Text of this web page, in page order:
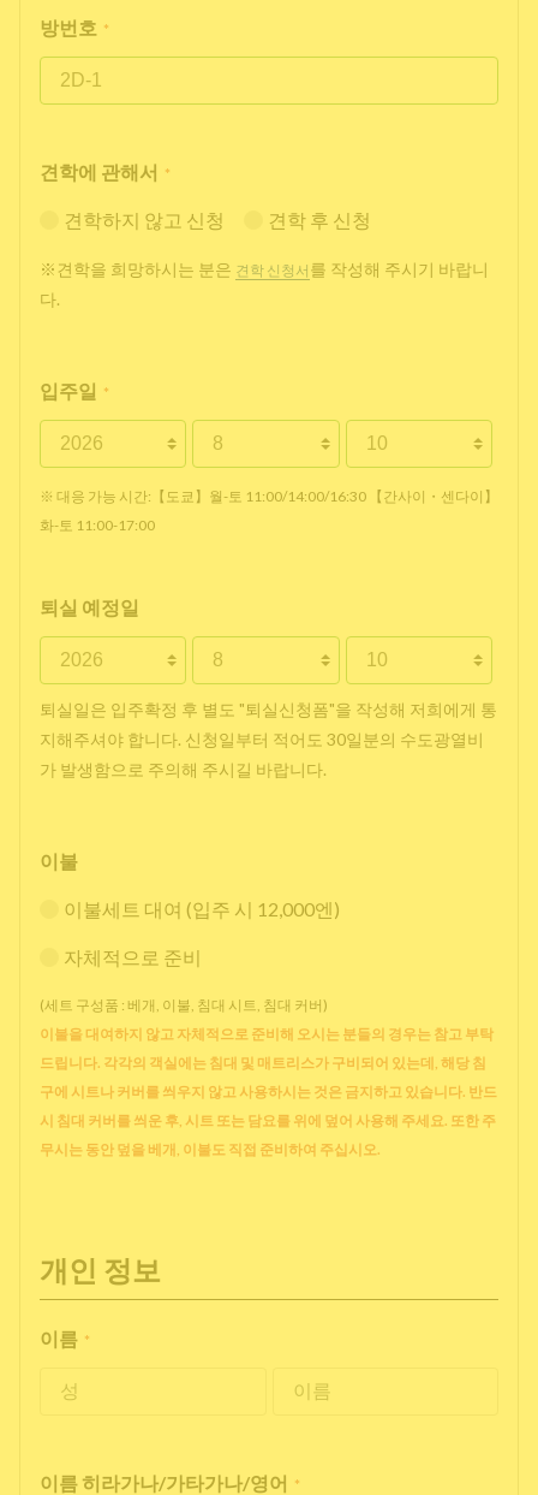
방번호 *
견학에 관해서 *
견학하지 않고 신청 견학 후 신청
※견학을 희망하시는 분은 견학 신청서 를 작성해 주시기 바랍니
다.
입주일 *
※ 대응 가능 시간:【도쿄】월-토 11:00/14:00/16:30 【간사이・센다이】
화-토 11:00-17:00
퇴실 예정일
퇴실일은 입주확정 후 별도 "퇴실신청폼"을 작성해 저희에게 통
지해주셔야 합니다. 신청일부터 적어도 30일분의 수도광열비
가 발생함으로 주의해 주시길 바랍니다.
이불
이불세트 대여 (입주 시 12,000엔)
자체적으로 준비
(세트 구성품 : 베개, 이불, 침대 시트, 침대 커버)
이불을 대여하지 않고 자체적으로 준비해 오시는 분들의 경우는 참고 부탁
드립니다. 각각의 객실에는 침대 및 매트리스가 구비되어 있는데, 해당 침
구에 시트나 커버를 씌우지 않고 사용하시는 것은 금지하고 있습니다. 반드
시 침대 커버를 씌운 후, 시트 또는 담요를 위에 덮어 사용해 주세요. 또한 주
무시는 동안 덮을 베개, 이불도 직접 준비하여 주십시오.
개인 정보
이름 *
이름 히라가나/가타가나/영어 *